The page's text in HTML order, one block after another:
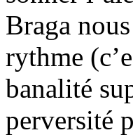
Braga
rythme
banalité
perversité